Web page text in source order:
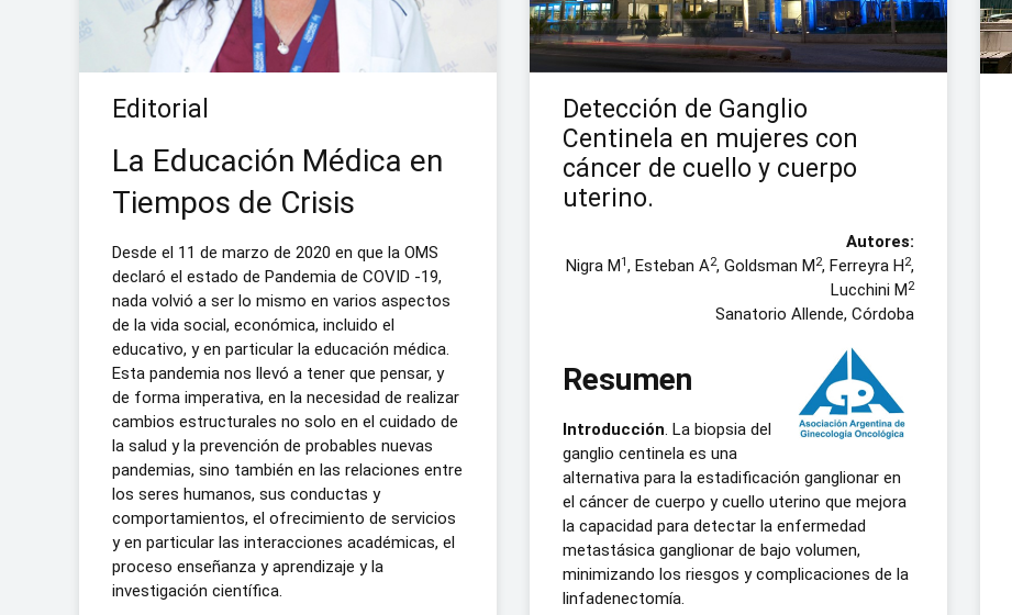
Editorial
La Educación Médica en
Tiempos de Crisis
Desde el 11 de marzo de 2020 en que la OMS
declaró el estado de Pandemia de COVID -19,
nada volvió a ser lo mismo en varios aspectos
de la vida social, económica, incluido el
educativo, y en particular la educación médica.
Esta pandemia nos llevó a tener que pensar, y
de forma imperativa, en la necesidad de realizar
cambios estructurales no solo en el cuidado de
la salud y la prevención de probables nuevas
pandemias, sino también en las relaciones entre
los seres humanos, sus conductas y
comportamientos, el ofrecimiento de servicios
y en particular las interacciones académicas, el
proceso enseñanza y aprendizaje y la
investigación científica.
Detección de Ganglio
Centinela en mujeres con
cáncer de cuello y cuerpo
uterino.
Autores:
Nigra M1, Esteban A2, Goldsman M2, Ferreyra H2,
Lucchini M2
Sanatorio Allende, Córdoba
Resumen
Introducción. La biopsia del
ganglio centinela es una
alternativa para la estadificación ganglionar en
el cáncer de cuerpo y cuello uterino que mejora
la capacidad para detectar la enfermedad
metastásica ganglionar de bajo volumen,
minimizando los riesgos y complicaciones de la
linfadenectomía.